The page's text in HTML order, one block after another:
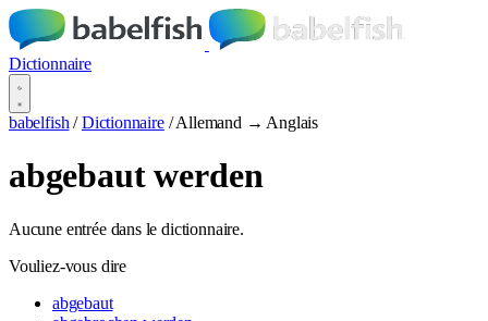
Dictionnaire
babelfish / Dictionnaire / Allemand → Anglais
abgebaut werden
Aucune entrée dans le dictionnaire.
Vouliez-vous dire
abgebaut